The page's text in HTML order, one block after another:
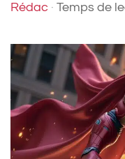
Rédac · Temps de